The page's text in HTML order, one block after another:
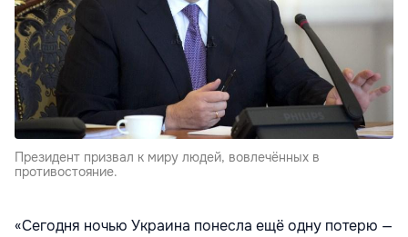
Президент призвал к миру людей, вовлечённых в
противостояние.
«Сегодня ночью Украина понесла ещё одну потерю —